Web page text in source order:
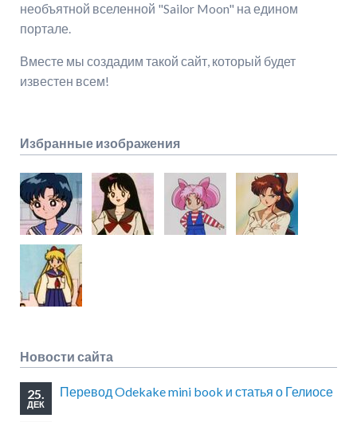
необъятной вселенной "Sailor Moon" на едином
портале.
Вместе мы создадим такой сайт, который будет
известен всем!
Избранные изображения
Новости сайта
25.
ДЕК
Перевод Odekake mini book и статья о Гелиосе